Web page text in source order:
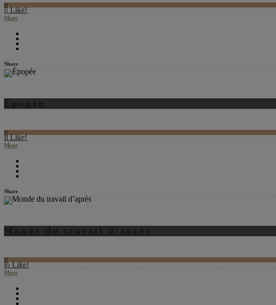
0
0 Like!
More
Share
0
11 Like!
More
Share
0
10 Like!
More